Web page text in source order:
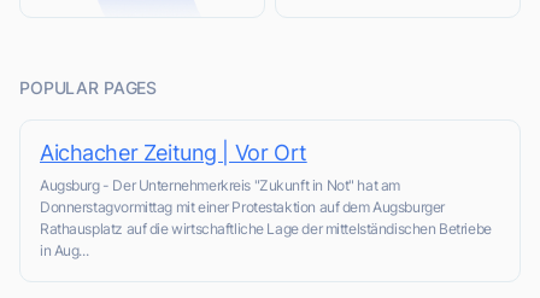
POPULAR PAGES
Aichacher Zeitung | Vor Ort
Augsburg - Der Unternehmerkreis "Zukunft in Not" hat am
Donnerstagvormittag mit einer Protestaktion auf dem Augsburger
Rathausplatz auf die wirtschaftliche Lage der mittelständischen Betriebe
in Aug...